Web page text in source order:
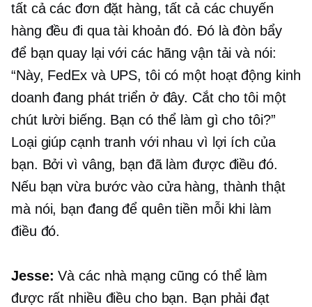
tất cả các đơn đặt hàng, tất cả các chuyến
hàng đều đi qua tài khoản đó. Đó là đòn bẩy
để bạn quay lại với các hãng vận tải và nói:
“Này, FedEx và UPS, tôi có một hoạt động kinh
doanh đang phát triển ở đây. Cắt cho tôi một
chút lười biếng. Bạn có thể làm gì cho tôi?”
Loại giúp cạnh tranh với nhau vì lợi ích của
bạn. Bởi vì vâng, bạn đã làm được điều đó.
Nếu bạn vừa bước vào cửa hàng, thành thật
mà nói, bạn đang để quên tiền mỗi khi làm
điều đó.
Jesse: Và các nhà mạng cũng có thể làm
được rất nhiều điều cho bạn. Bạn phải đạt